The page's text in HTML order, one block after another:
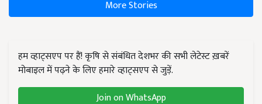
More Stories
हम व्हाट्सएप पर हैं! कृषि से संबंधित देशभर की सभी लेटेस्ट ख़बरें
मोबाइल में पढ़ने के लिए हमारे व्हाट्सएप से जुड़ें.
Join on WhatsApp